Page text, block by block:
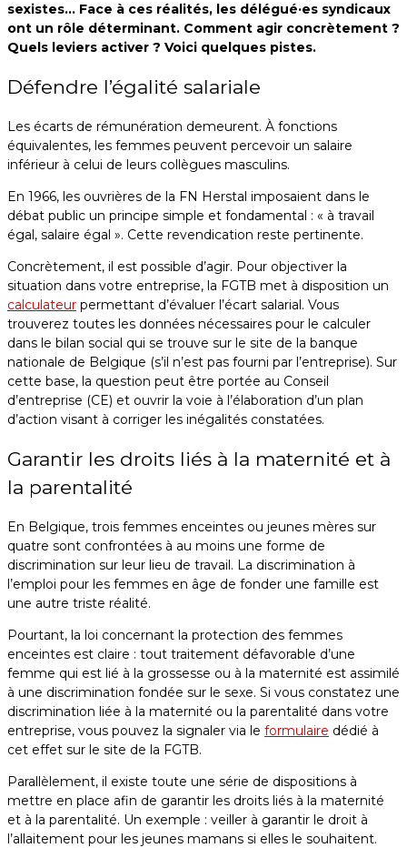
sexistes… Face à ces réalités, les délégué·es syndicaux
ont un rôle déterminant. Comment agir concrètement ?
Quels leviers activer ? Voici quelques pistes.
Défendre l’égalité salariale
Les écarts de rémunération demeurent. À fonctions
équivalentes, les femmes peuvent percevoir un salaire
inférieur à celui de leurs collègues masculins.
En 1966, les ouvrières de la FN Herstal imposaient dans le
débat public un principe simple et fondamental : « à travail
égal, salaire égal ». Cette revendication reste pertinente.
Concrètement, il est possible d’agir. Pour objectiver la
situation dans votre entreprise, la FGTB met à disposition un
calculateur permettant d’évaluer l’écart salarial. Vous
trouverez toutes les données nécessaires pour le calculer
dans le bilan social qui se trouve sur le site de la banque
nationale de Belgique (s’il n’est pas fourni par l’entreprise). Sur
cette base, la question peut être portée au Conseil
d’entreprise (CE) et ouvrir la voie à l’élaboration d’un plan
d’action visant à corriger les inégalités constatées.
Garantir les droits liés à la maternité et à
la parentalité
En Belgique, trois femmes enceintes ou jeunes mères sur
quatre sont confrontées à au moins une forme de
discrimination sur leur lieu de travail. La discrimination à
l’emploi pour les femmes en âge de fonder une famille est
une autre triste réalité.
Pourtant, la loi concernant la protection des femmes
enceintes est claire : tout traitement défavorable d’une
femme qui est lié à la grossesse ou à la maternité est assimilé
à une discrimination fondée sur le sexe. Si vous constatez une
discrimination liée à la maternité ou la parentalité dans votre
entreprise, vous pouvez la signaler via le formulaire dédié à
cet effet sur le site de la FGTB.
Parallèlement, il existe toute une série de dispositions à
mettre en place afin de garantir les droits liés à la maternité
et à la parentalité. Un exemple : veiller à garantir le droit à
l’allaitement pour les jeunes mamans si elles le souhaitent.